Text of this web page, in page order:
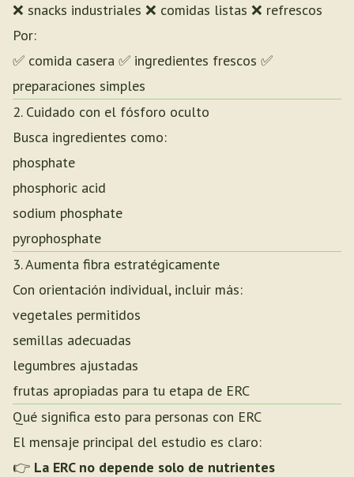
❌ snacks industriales ❌ comidas listas ❌ refrescos
Por:
✅ comida casera ✅ ingredientes frescos ✅
preparaciones simples
2. Cuidado con el fósforo oculto
Busca ingredientes como:
phosphate
phosphoric acid
sodium phosphate
pyrophosphate
3. Aumenta fibra estratégicamente
Con orientación individual, incluir más:
vegetales permitidos
semillas adecuadas
legumbres ajustadas
frutas apropiadas para tu etapa de ERC
Qué significa esto para personas con ERC
El mensaje principal del estudio es claro:
👉 La ERC no depende solo de nutrientes